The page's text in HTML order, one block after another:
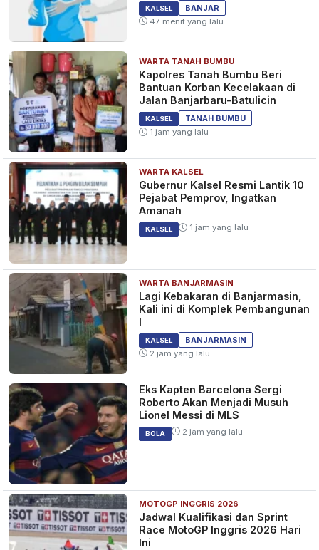
Melintas
KALSEL
BANJAR
47 menit yang lalu
WARTA TANAH BUMBU
Kapolres Tanah Bumbu Beri
Bantuan Korban Kecelakaan di
Jalan Banjarbaru-Batulicin
KALSEL
TANAH BUMBU
1 jam yang lalu
WARTA KALSEL
Gubernur Kalsel Resmi Lantik 10
Pejabat Pemprov, Ingatkan
Amanah
KALSEL 1 jam yang lalu
WARTA BANJARMASIN
Lagi Kebakaran di Banjarmasin,
Kali ini di Komplek Pembangunan
I
KALSEL
BANJARMASIN
2 jam yang lalu
Eks Kapten Barcelona Sergi
Roberto Akan Menjadi Musuh
Lionel Messi di MLS
BOLA 2 jam yang lalu
MOTOGP INGGRIS 2026
Jadwal Kualifikasi dan Sprint
Race MotoGP Inggris 2026 Hari
Ini